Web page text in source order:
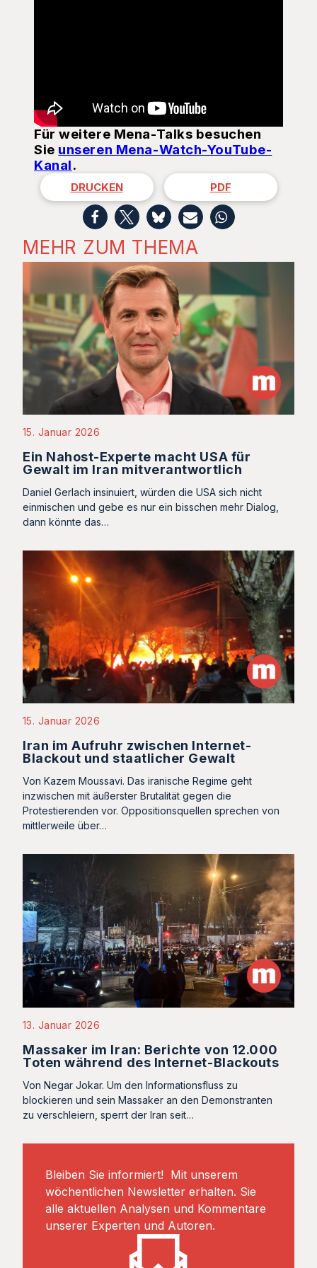
Für weitere Mena-Talks besuchen
Sie unseren Mena-Watch-YouTube-
Kanal.
DRUCKEN PDF
MEHR ZUM THEMA
15. Januar 2026
Ein Nahost-Experte macht USA für
Gewalt im Iran mitverantwortlich
Daniel Gerlach insinuiert, würden die USA sich nicht
einmischen und gebe es nur ein bisschen mehr Dialog,
dann könnte das…
15. Januar 2026
Iran im Aufruhr zwischen Internet-
Blackout und staatlicher Gewalt
Von Kazem Moussavi. Das iranische Regime geht
inzwischen mit äußerster Brutalität gegen die
Protestierenden vor. Oppositionsquellen sprechen von
mittlerweile über…
13. Januar 2026
Massaker im Iran: Berichte von 12.000
Toten während des Internet-Blackouts
Von Negar Jokar. Um den Informationsfluss zu
blockieren und sein Massaker an den Demonstranten
zu verschleiern, sperrt der Iran seit…
Bleiben Sie informiert! Mit unserem
wöchentlichen Newsletter erhalten. Sie
alle aktuellen Analysen und Kommentare
unserer Experten und Autoren.